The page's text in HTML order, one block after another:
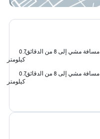
مسافة مشي إلى 8 من الدقائق
0.7
كيلومتر
مسافة مشي إلى 8 من الدقائق
0.7
كيلومتر